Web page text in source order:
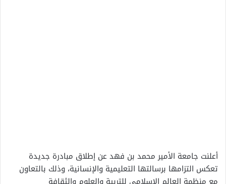
أعلنت جامعة الأمير محمد بن فهد عن إطلاق مبادرة جديدة
تعكس التزامها برسالتها التعليمية والإنسانية، وذلك بالتعاون